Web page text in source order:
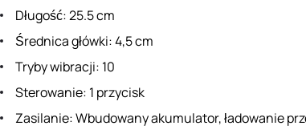
Długość: 25.5 cm
Średnica główki: 4,5 cm
Tryby wibracji: 10
Sterowanie: 1 przycisk
Zasilanie: Wbudowany akumulator, ładowanie